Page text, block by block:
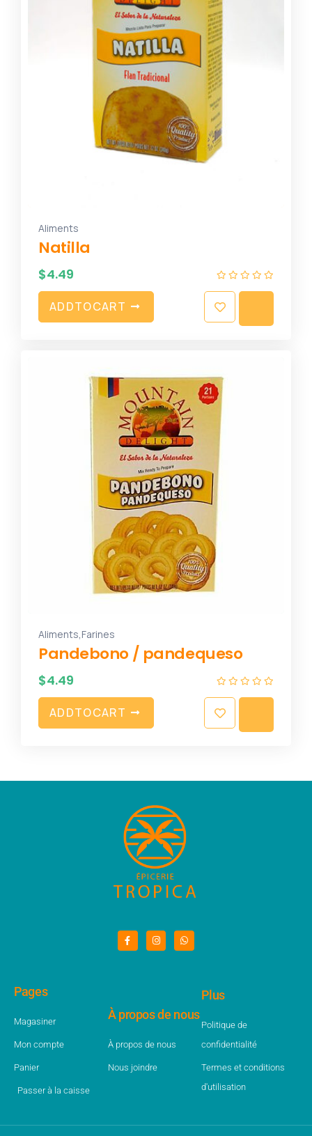
Aliments
Natilla
$4.49
ADDTOCART
Aliments,Farines
Pandebono / pandequeso
$4.49
ADDTOCART
Pages
Magasiner
Mon compte
Panier
Passer à la caisse
À propos de nous
À propos de nous
Nous joindre
Plus
Politique de
confidentialité
Termes et conditions
d'utilisation